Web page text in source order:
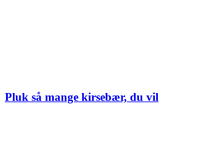
Pluk så mange kirsebær, du vil